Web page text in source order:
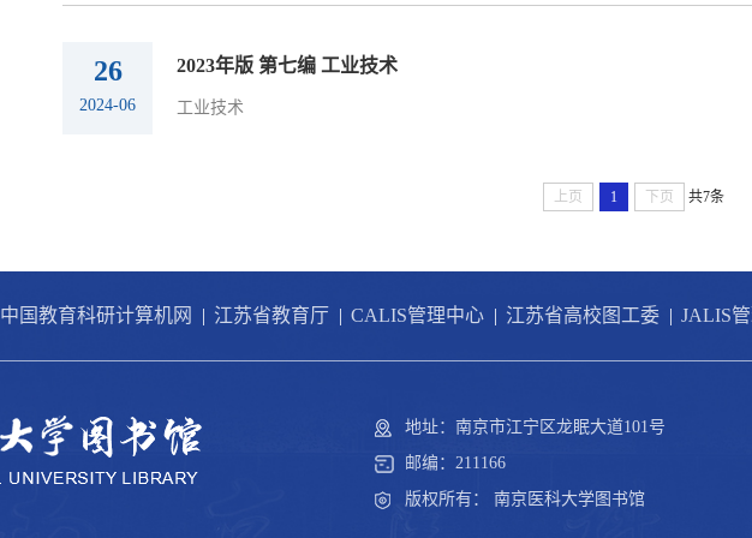
26
2024-06
2023年版 第七编 工业技术
工业技术
上页 1 下页 共7条
中国教育科研计算机网 | 江苏省教育厅 | CALIS管理中心 | 江苏省高校图工委 | JALIS
地址：南京市江宁区龙眠大道101号
邮编：211166
版权所有： 南京医科大学图书馆